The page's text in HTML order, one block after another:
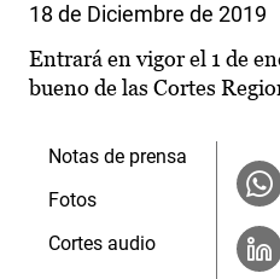
18 de Diciembre de 2019
Entrará en vigor el 1 de
bueno de las Cortes
Notas de prensa
Fotos
Cortes audio